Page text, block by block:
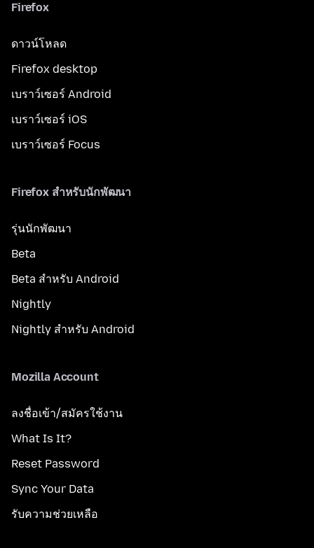
Firefox
ดาวน์โหลด
Firefox desktop
เบราว์เซอร์ Android
เบราว์เซอร์ iOS
เบราว์เซอร์ Focus
Firefox สำหรับนักพัฒนา
รุ่นนักพัฒนา
Beta
Beta สำหรับ Android
Nightly
Nightly สำหรับ Android
Mozilla Account
ลงชื่อเข้า/สมัครใช้งาน
What Is It?
Reset Password
Sync Your Data
รับความช่วยเหลือ